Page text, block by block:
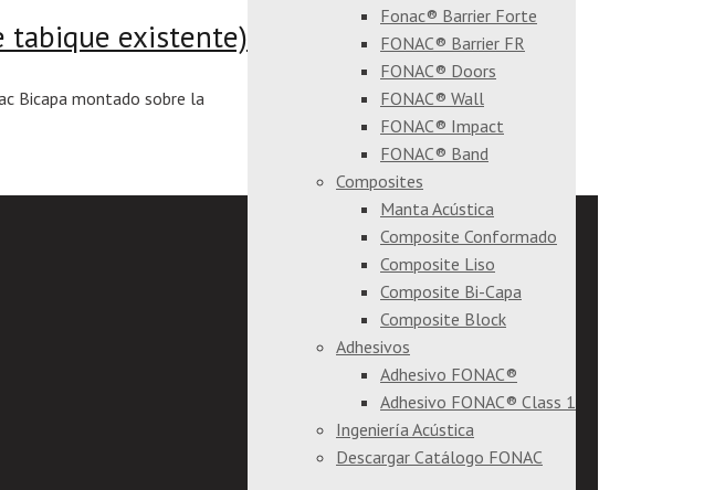
Fonac® Barrier Forte
FONAC® Barrier FR
FONAC® Doors
FONAC® Wall
FONAC® Impact
FONAC® Band
Composites
Manta Acústica
Composite Conformado
Composite Liso
Composite Bi-Capa
Composite Block
Adhesivos
Adhesivo FONAC®
Adhesivo FONAC® Class 1
Ingeniería Acústica
Descargar Catálogo FONAC
tabique existente)
Bicapa montado sobre la